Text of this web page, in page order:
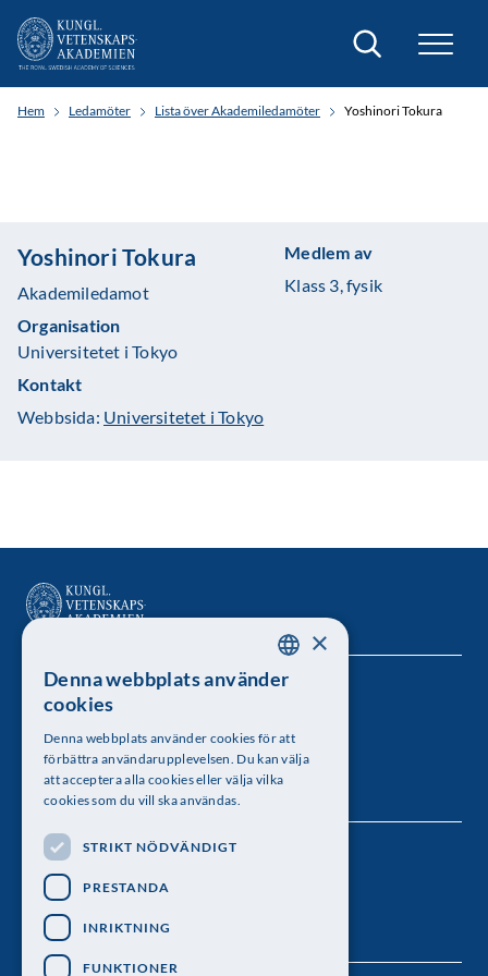
Sök
Hem Ledamöter Lista över Akademiledamöter Yoshinori Tokura
Yoshinori Tokura
Akademiledamot
Organisation
Universitetet i Tokyo
Medlem av
Klass 3, fysik
Kontakt
Webbsida: Universitetet i Tokyo
Kungl. Vetenskapsakademien
Besöksadress: Lilla Frescativägen 4A
Telefon: 08-673 95 00
Följ oss
SWEDISH
×
Denna webbplats använder
cookies
Denna webbplats använder cookies för att
förbättra användarupplevelsen. Du kan välja
att acceptera alla cookies eller välja vilka
cookies som du vill ska användas.
STRIKT NÖDVÄNDIGT
PRESTANDA
INRIKTNING
FUNKTIONER